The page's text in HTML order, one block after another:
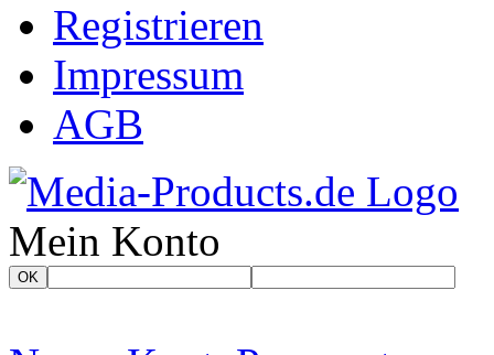
Registrieren
Impressum
AGB
Mein Konto
OK